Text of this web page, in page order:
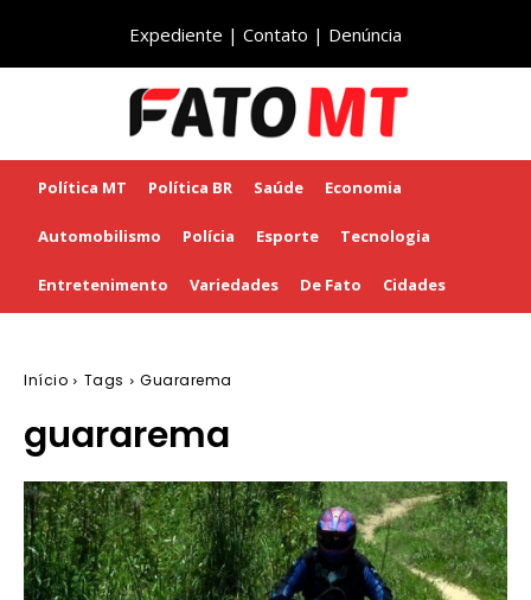
Expediente | Contato | Denúncia
Política MT Política BR Saúde Economia
Automobilismo Polícia Esporte Tecnologia
Entretenimento Variedades De Fato Cidades
Início Tags Guararema
guararema